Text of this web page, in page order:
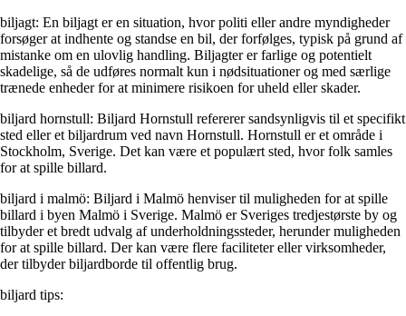
biljagt: En biljagt er en situation, hvor politi eller andre myndigheder
forsøger at indhente og standse en bil, der forfølges, typisk på grund af
mistanke om en ulovlig handling. Biljagter er farlige og potentielt
skadelige, så de udføres normalt kun i nødsituationer og med særlige
trænede enheder for at minimere risikoen for uheld eller skader.
biljard hornstull: Biljard Hornstull refererer sandsynligvis til et specifikt
sted eller et biljardrum ved navn Hornstull. Hornstull er et område i
Stockholm, Sverige. Det kan være et populært sted, hvor folk samles
for at spille billard.
biljard i malmö: Biljard i Malmö henviser til muligheden for at spille
billard i byen Malmö i Sverige. Malmö er Sveriges tredjestørste by og
tilbyder et bredt udvalg af underholdningssteder, herunder muligheden
for at spille billard. Der kan være flere faciliteter eller virksomheder,
der tilbyder biljardborde til offentlig brug.
biljard tips: